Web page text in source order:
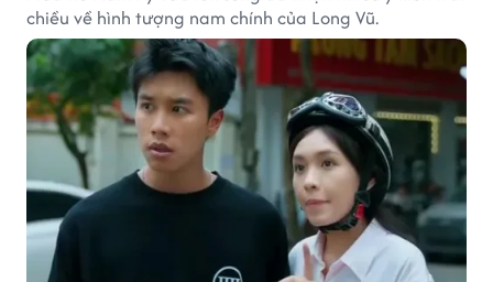
chiều về hình tượng nam chính của Long Vũ.